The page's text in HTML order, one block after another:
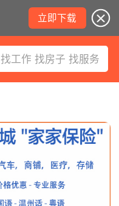
立即下载
找工作 找房子 找服务